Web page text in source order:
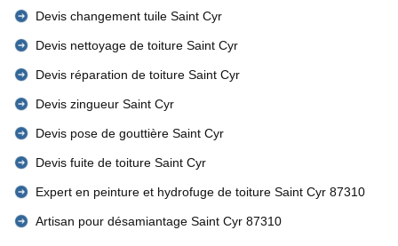
Devis changement tuile Saint Cyr
Devis nettoyage de toiture Saint Cyr
Devis réparation de toiture Saint Cyr
Devis zingueur Saint Cyr
Devis pose de gouttière Saint Cyr
Devis fuite de toiture Saint Cyr
Expert en peinture et hydrofuge de toiture Saint Cyr 87310
Artisan pour désamiantage Saint Cyr 87310